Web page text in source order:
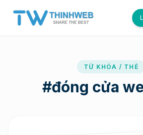
TỪ KHÓA / THẺ
#đóng cửa